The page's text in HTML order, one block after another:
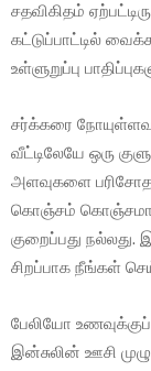
சதவிகிதம்
கட்டுப்பாட்டில்
உள்ளுறுப்பு
சர்க்கரை
வீட்டிலேயே ஒரு
அளவுகளை
கொஞ்சம்
குறைப்பது
சிறப்பாக நீங்கள்
பேலியோ
இன்சுலின் ஊசி